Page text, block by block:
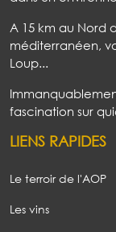
A 15 km au Nord
méditerranéen,
Loup...
fascination sur
LIENS RAPIDES
Le terroir de l'AOP
Les vins